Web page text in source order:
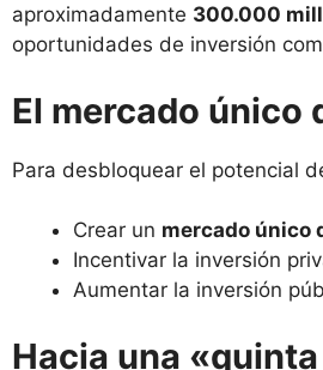
aproximadamente 300.000
oportunidades de inversión
El mercado único
Para desbloquear el potencial
Crear un mercado único
Incentivar la inversión
Aumentar la inversión
Hacia una